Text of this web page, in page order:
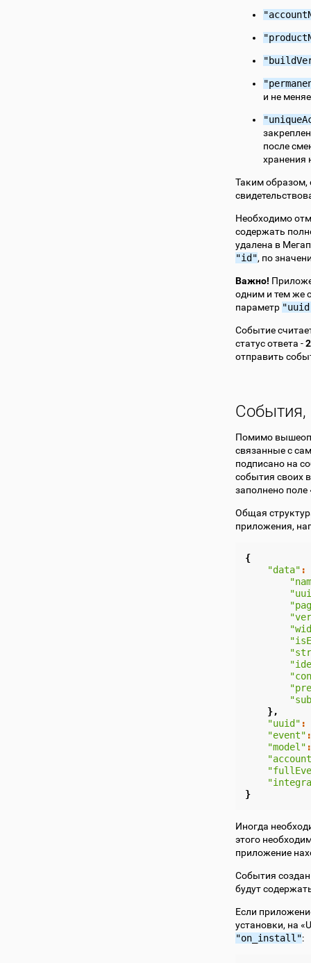
и не
после
хранения
Таким образом,
Необходимо
содержать
удалена в
"id", по
Важно!
одним и тем же
параметр
Событие
статус ответа -
отправить
События,
Помимо
связанные с
подписано на
события своих
заполнено
Общая
приложения,
{
"data" :
},
"uuid" :
"event" :
"model" :
}
Иногда
этого
приложение
События
будут
Если
установки, на
"on_install":